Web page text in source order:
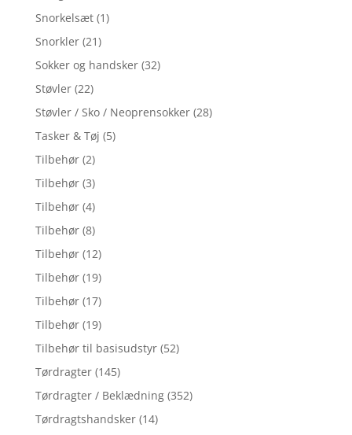
Snorkelsæt (1)
Snorkler (21)
Sokker og handsker (32)
Støvler (22)
Støvler / Sko / Neoprensokker (28)
Tasker & Tøj (5)
Tilbehør (2)
Tilbehør (3)
Tilbehør (4)
Tilbehør (8)
Tilbehør (12)
Tilbehør (19)
Tilbehør (17)
Tilbehør (19)
Tilbehør til basisudstyr (52)
Tørdragter (145)
Tørdragter / Beklædning (352)
Tørdragtshandsker (14)